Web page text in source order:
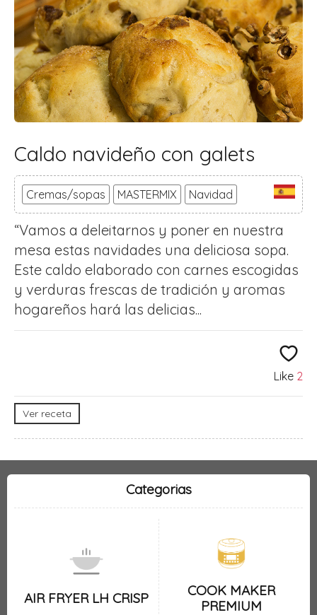
Caldo navideño con galets
Cremas/sopas MASTERMIX Navidad
“Vamos a deleitarnos y poner en nuestra
mesa estas navidades una deliciosa sopa.
Este caldo elaborado con carnes escogidas
y verduras frescas de tradición y aromas
hogareños hará las delicias...
Like 2
Ver receta
Categorias
AIR FRYER LH CRISP
COOK MAKER
PREMIUM